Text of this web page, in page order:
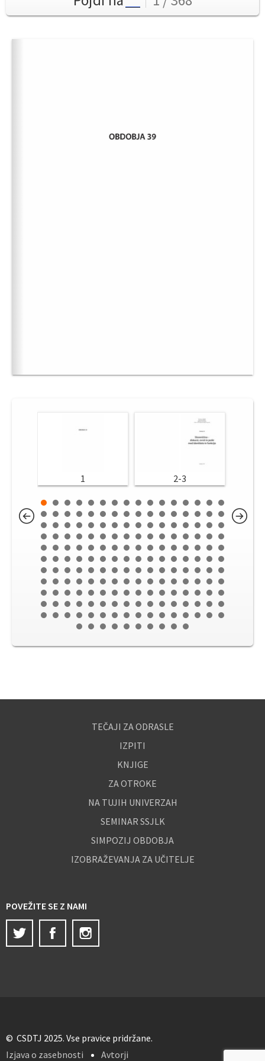
1 2-3
TEČAJI ZA ODRASLE
IZPITI
KNJIGE
ZA OTROKE
NA TUJIH UNIVERZAH
SEMINAR SSJLK
SIMPOZIJ OBDOBJA
IZOBRAŽEVANJA ZA UČITELJE
POVEŽITE SE Z NAMI
Twitter
Facebook
© CSDTJ 2025. Vse pravice pridržane.
Izjava o zasebnosti
Avtorji